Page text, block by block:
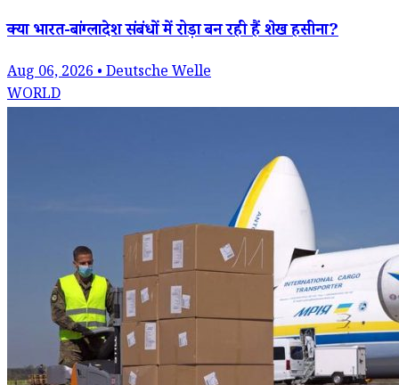
क्या भारत-बांग्लादेश संबंधों में रोड़ा बन रही हैं शेख हसीना?
Aug 06, 2026 • Deutsche Welle
WORLD